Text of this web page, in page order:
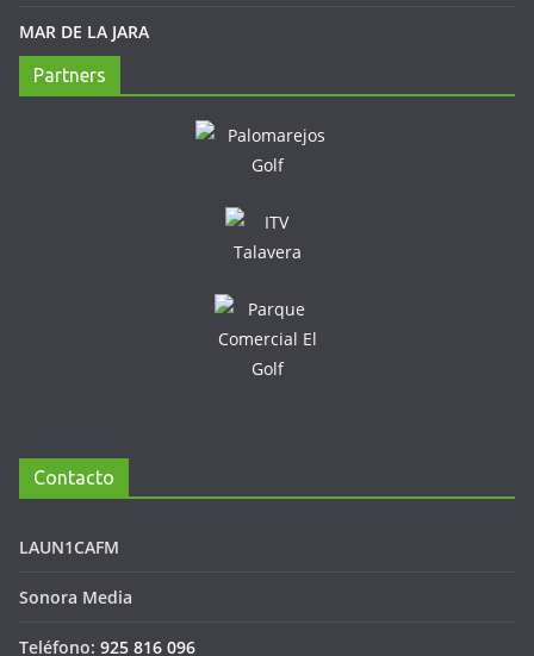
MAR DE LA JARA
Partners
Contacto
LAUN1CAFM
Sonora Media
Teléfono: 925 816 096